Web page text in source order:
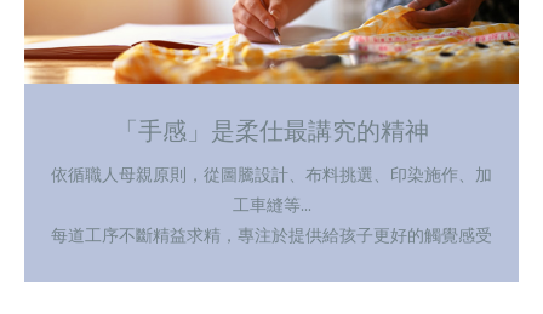
「手感」是柔仕最講究的精神
依循職人母親原則，從圖騰設計、布料挑選、印染施作、加
工車縫等...
每道工序不斷精益求精，專注於提供給孩子更好的觸覺感受